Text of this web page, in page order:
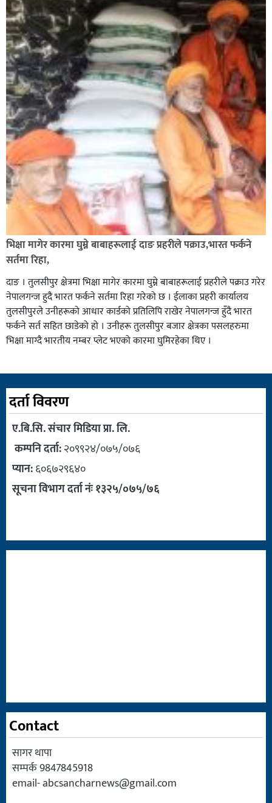
भिक्षा मागेर कारमा घुम्ने बाबाहरूलाई दाङ प्रहरीले पक्राउ,भारत फर्कने
सर्तमा रिहा,
दाङ । तुलसीपुर क्षेत्रमा भिक्षा मागेर कारमा घुम्ने बाबाहरूलाई प्रहरीले पक्राउ गरेर
नेपालगन्ज हुदै भारत फर्कने सर्तमा रिहा गरेको छ । ईलाका प्रहरी कार्यालय
तुलसीपुरले उनीहरूको आधार कार्डको प्रतिलिपि राखेर नेपालगन्ज हुँदै भारत
फर्कने सर्त सहित छाडेको हो । उनीहरू तुलसीपुर बजार क्षेत्रका पसलहरुमा
भिक्षा माग्दै भारतीय नम्बर प्लेट भएको कारमा घुमिरहेका थिए ।
दर्ता विवरण
ए.बि.सि. संचार मिडिया प्रा. लि.
कम्पनि दर्ता:२०९९२४/०७५/०७६
प्यान:६०६७२९६४०
सूचना विभाग दर्ता नंः १३२५/०७५/७६
Contact
सागर थापा
सम्पर्क 9847845918
email-abcsancharnews@gmail.com